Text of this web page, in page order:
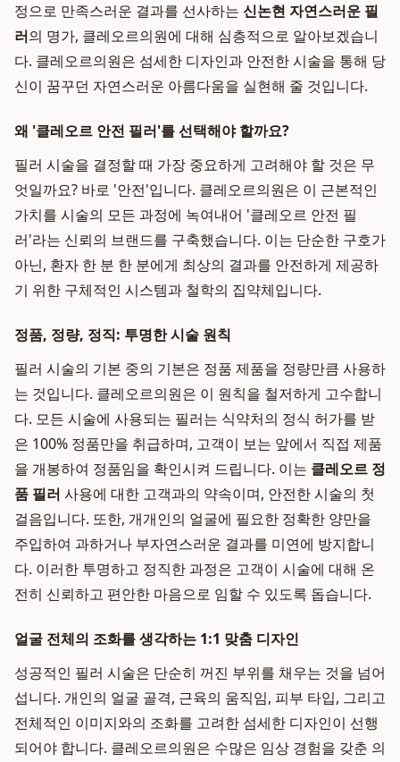
정으로 만족스러운 결과를 선사하는 신논현 자연스러운 필
러의 명가, 클레오르의원에 대해 심층적으로 알아보겠습니
다. 클레오르의원은 섬세한 디자인과 안전한 시술을 통해 당
신이 꿈꾸던 자연스러운 아름다움을 실현해 줄 것입니다.
왜 '클레오르 안전 필러'를 선택해야 할까요?
필러 시술을 결정할 때 가장 중요하게 고려해야 할 것은 무
엇일까요? 바로 '안전'입니다. 클레오르의원은 이 근본적인
가치를 시술의 모든 과정에 녹여내어 '클레오르 안전 필
러'라는 신뢰의 브랜드를 구축했습니다. 이는 단순한 구호가
아닌, 환자 한 분 한 분에게 최상의 결과를 안전하게 제공하
기 위한 구체적인 시스템과 철학의 집약체입니다.
정품, 정량, 정직: 투명한 시술 원칙
필러 시술의 기본 중의 기본은 정품 제품을 정량만큼 사용하
는 것입니다. 클레오르의원은 이 원칙을 철저하게 고수합니
다. 모든 시술에 사용되는 필러는 식약처의 정식 허가를 받
은 100% 정품만을 취급하며, 고객이 보는 앞에서 직접 제품
을 개봉하여 정품임을 확인시켜 드립니다. 이는 클레오르 정
품 필러 사용에 대한 고객과의 약속이며, 안전한 시술의 첫
걸음입니다. 또한, 개개인의 얼굴에 필요한 정확한 양만을
주입하여 과하거나 부자연스러운 결과를 미연에 방지합니
다. 이러한 투명하고 정직한 과정은 고객이 시술에 대해 온
전히 신뢰하고 편안한 마음으로 임할 수 있도록 돕습니다.
얼굴 전체의 조화를 생각하는 1:1 맞춤 디자인
성공적인 필러 시술은 단순히 꺼진 부위를 채우는 것을 넘어
섭니다. 개인의 얼굴 골격, 근육의 움직임, 피부 타입, 그리고
전체적인 이미지와의 조화를 고려한 섬세한 디자인이 선행
되어야 합니다. 클레오르의원은 수많은 임상 경험을 갖춘 의